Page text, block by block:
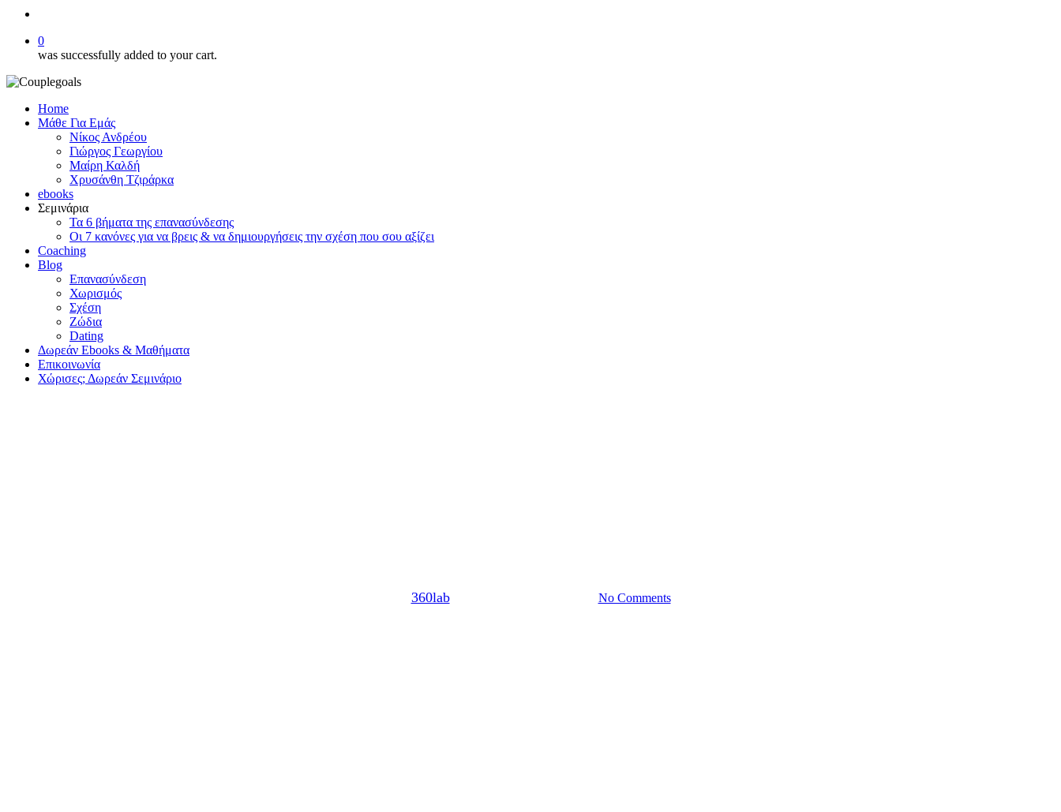
0
was successfully added to your cart.
Home
Μάθε Για Εμάς
Νίκος Ανδρέου
Γιώργος Γεωργίου
Μαίρη Καλδή
Χρυσάνθη Τζιράρκα
ebooks
Σεμινάρια
Τα 6 βήματα της επανασύνδεσης
Οι 7 κανόνες για να βρεις & να δημιουργήσεις την σχέση που σου αξίζει
Coaching
Blog
Επανασύνδεση
Χωρισμός
Σχέση
Ζώδια
Dating
Δωρεάν Ebooks & Μαθήματα
Επικοινωνία
Χώρισες; Δωρεάν Σεμινάριο
360lab24/08/2020 No Comments